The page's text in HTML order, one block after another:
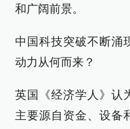
和广阔前景。
中国科技突破不断涌
动力从何而来？
英国《经济学人》认
主要源自资金、设备